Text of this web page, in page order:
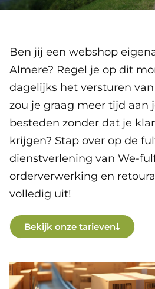
Ben jij een webshop
Almere? Regel je op dit
dagelijks het versturen
zou je graag meer tijd aan
besteden zonder dat je
krijgen? Stap over op de
dienstverlening van We-
orderverwerking en
volledig uit!
Bekijk onze tarieven